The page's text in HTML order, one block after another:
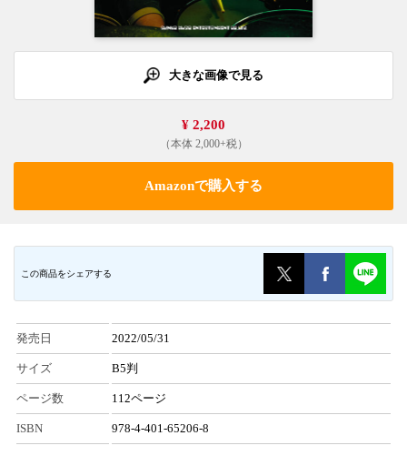
大きな画像で見る
¥ 2,200
（本体 2,000+税）
Amazonで購入する
この商品をシェアする
発売日 2022/05/31
サイズ B5判
ページ数 112ページ
ISBN 978-4-401-65206-8